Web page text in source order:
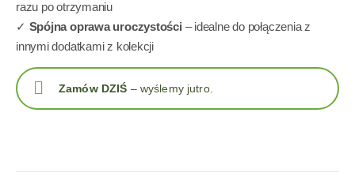
razu po otrzymaniu
✓ Spójna oprawa uroczystości – idealne do połączenia z
innymi dodatkami z kolekcji
Zamów DZIŚ – wyślemy jutro.